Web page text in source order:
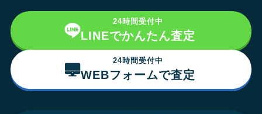
24時間受付中
LINEでかんたん査定
24時間受付中
WEBフォームで査定